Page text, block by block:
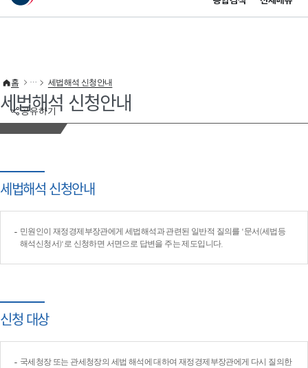
이 누리집은 대한민국 공식 전자정부 누리집입니다.
공유하기
홈 세법해석 신청안내
세법해석 신청안내
세법해석 신청안내
민원인이 재정경제부장관에게 세법해석과 관련된 일반적 질의를 '문서(세법등
해석신청서)'로 신청하면 서면으로 답변을 주는 제도입니다.
신청 대상
국세청장 또는 관세청장의 세법 해석에 대하여 재정경제부장관에게 다시 질의한